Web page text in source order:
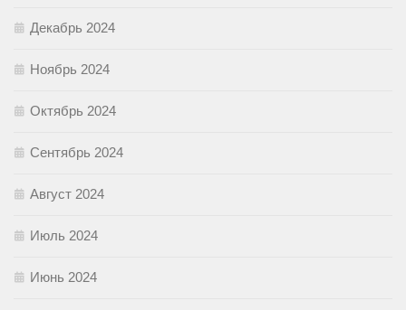
Декабрь 2024
Ноябрь 2024
Октябрь 2024
Сентябрь 2024
Август 2024
Июль 2024
Июнь 2024